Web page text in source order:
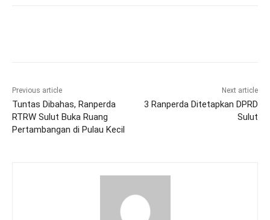
Previous article
Tuntas Dibahas, Ranperda
RTRW Sulut Buka Ruang
Pertambangan di Pulau Kecil
Next article
3 Ranperda Ditetapkan DPRD
Sulut